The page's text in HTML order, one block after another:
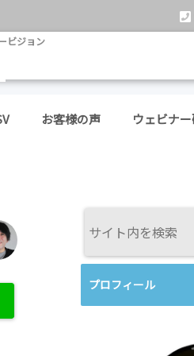
ビジョン
お客様の声 ウェビナ
プロフィール